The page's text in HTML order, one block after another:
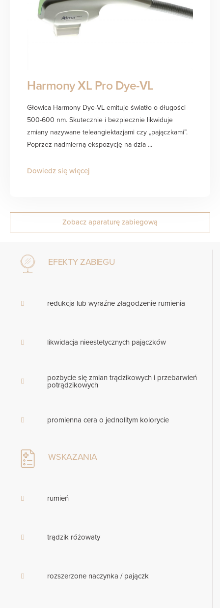
Harmony XL Pro Dye-VL
Głowica Harmony Dye-VL emituje światło o długości
500-600 nm. Skutecznie i bezpiecznie likwiduje
zmiany nazywane teleangiektazjami czy „pajączkami”.
Poprzez nadmierną ekspozycję na dzia ...
Dowiedz się więcej
Zobacz aparaturę zabiegową
EFEKTY ZABIEGU
redukcja lub wyraźne złagodzenie rumienia
likwidacja nieestetycznych pajączków
pozbycie się zmian trądzikowych i przebarwień
potrądzikowych
promienna cera o jednolitym kolorycie
WSKAZANIA
rumień
trądzik różowaty
rozszerzone naczynka / pajączk